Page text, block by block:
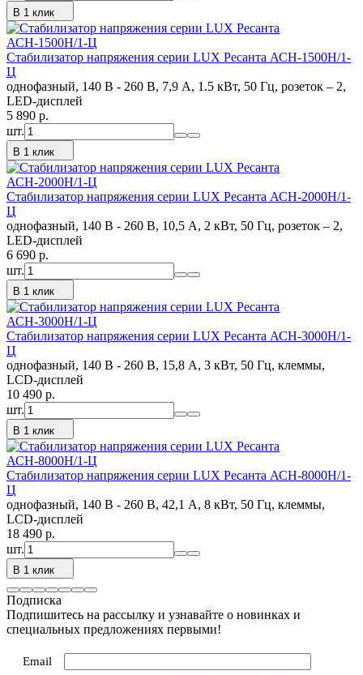
В 1 клик
Стабилизатор напряжения серии LUX Ресанта АСН-1500Н/1-
Ц
однофазный, 140 В - 260 В, 7,9 А, 1.5 кВт, 50 Гц, розеток – 2,
LED-дисплей
5 890 p.
шт.
В 1 клик
Стабилизатор напряжения серии LUX Ресанта АСН-2000Н/1-
Ц
однофазный, 140 В - 260 В, 10,5 А, 2 кВт, 50 Гц, розеток – 2,
LED-дисплей
6 690 p.
шт.
В 1 клик
Стабилизатор напряжения серии LUX Ресанта АСН-3000Н/1-
Ц
однофазный, 140 В - 260 В, 15,8 А, 3 кВт, 50 Гц, клеммы,
LCD-дисплей
10 490 p.
шт.
В 1 клик
Стабилизатор напряжения серии LUX Ресанта АСН-8000Н/1-
Ц
однофазный, 140 В - 260 В, 42,1 А, 8 кВт, 50 Гц, клеммы,
LCD-дисплей
18 490 p.
шт.
В 1 клик
Подписка
Подпишитесь на рассылку и узнавайте о новинках и
специальных предложениях первыми!
Email